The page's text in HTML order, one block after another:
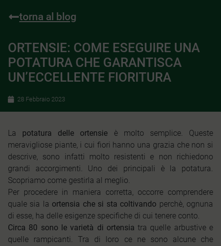
torna al blog
ORTENSIE: COME ESEGUIRE UNA
POTATURA CHE GARANTISCA
UN’ECCELLENTE FIORITURA
28 Febbraio 2023
La potatura delle ortensie è molto semplice. Queste
meravigliose piante, i cui fiori hanno una grazia che non si
descrive, sono infatti molto resistenti e non richiedono
grandi accorgimenti. Uno dei principali è la potatura.
Scopriamo come gestirla al meglio.
Per procedere in maniera corretta, occorre comprendere
quale sia la ortensia che si sta coltivando perchè, ognuna
di esse, ha delle esigenze specifiche di cui tenere conto.
Circa 80 sono le varietà di ortensia tra quelle arbustive e
quelle rampicanti. Tra di loro ce ne sono alcune che